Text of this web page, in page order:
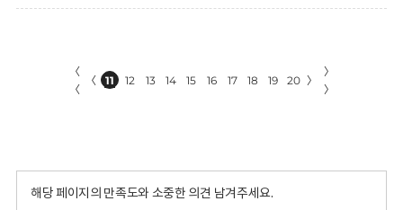
〈
〈
〈 11 12 13 14 15 16 17 18 19 20 〉
〉
〉
해당 페이지의 만족도와 소중한 의견 남겨주세요.